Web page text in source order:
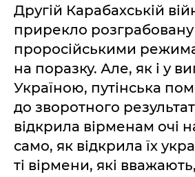
Другій Карабахській
прирекло
проросійськими
на поразку. Але, як і у
Україною, путінська
до зворотного
відкрила вірменам очі
само, як відкрила їх
ті вірмени, які